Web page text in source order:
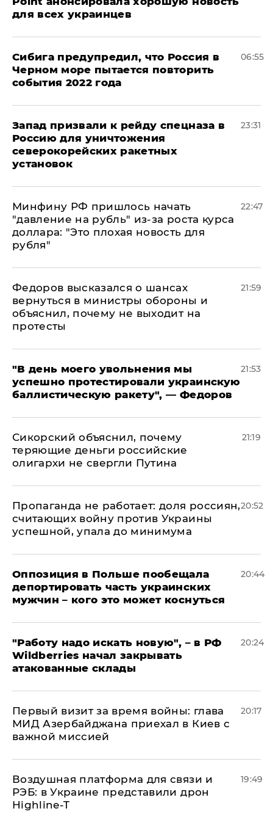
для всех украинцев
Сибига предупредил, что Россия в
Черном море пытается повторить
события 2022 года
06:55
Запад призвали к рейду спецназа в
Россию для уничтожения
северокорейских ракетных
установок
23:31
Минфину РФ пришлось начать
"давление на рубль" из-за роста курса
доллара: "Это плохая новость для
рубля"
22:47
Федоров высказался о шансах
вернуться в министры обороны и
объяснил, почему не выходит на
протесты
21:59
​"В день моего увольнения мы
успешно протестировали украинскую
баллистическую ракету", — Федоров
21:53
Сикорский объяснил, почему
теряющие деньги российские
олигархи не свергли Путина
21:19
​Пропаганда не работает: доля россиян,
считающих войну против Украины
успешной, упала до минимума
20:52
Оппозиция в Польше пообещала
депортировать часть украинских
мужчин – кого это может коснуться
20:44
"Работу надо искать новую", – в РФ
Wildberries начал закрывать
атакованные склады
20:24
Первый визит за время войны: глава
МИД Азербайджана приехал в Киев с
важной миссией
20:17
Воздушная платформа для связи и
РЭБ: в Украине представили дрон
Highline-T
19:49